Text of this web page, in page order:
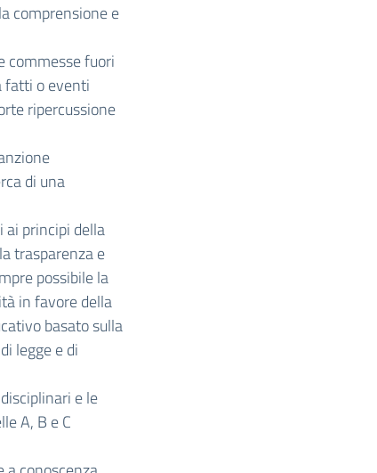
comprensione e
commesse fuori
fatti o eventi
ripercussione
di una
ai principi della
trasparenza e
possibile la
in favore della
basato sulla
legge e di
e le
A, B e C